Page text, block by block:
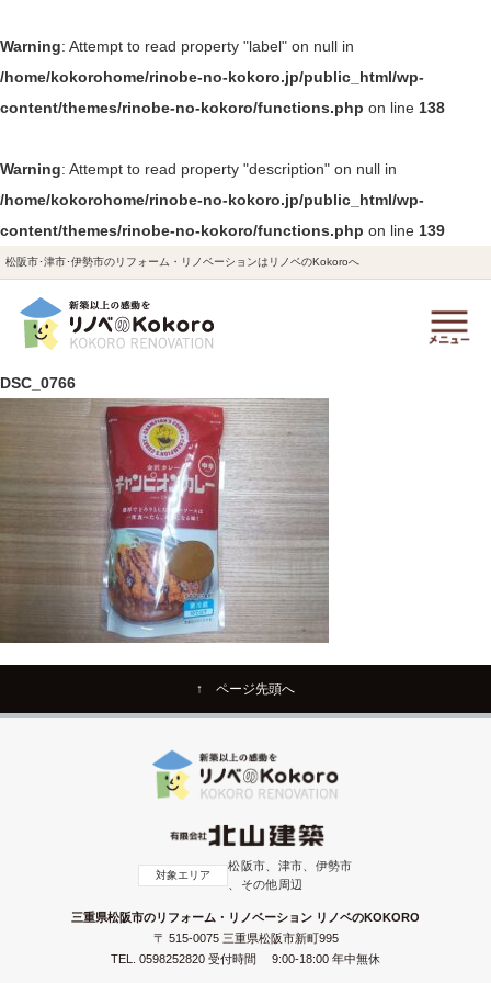
Warning: Attempt to read property "label" on null in
/home/kokorohome/rinobe-no-kokoro.jp/public_html/wp-
content/themes/rinobe-no-kokoro/functions.php on line 138
Warning: Attempt to read property "description" on null in
/home/kokorohome/rinobe-no-kokoro.jp/public_html/wp-
content/themes/rinobe-no-kokoro/functions.php on line 139
松阪市･津市･伊勢市のリフォーム・リノベーションはリノベのKokoroへ
DSC_0766
↑ ページ先頭へ
対象エリア
松阪市、津市、伊勢市
、その他周辺
三重県松阪市のリフォーム・リノベーション リノベのKOKORO
〒 515-0075 三重県松阪市新町995
TEL. 0598252820 受付時間 9:00-18:00 年中無休